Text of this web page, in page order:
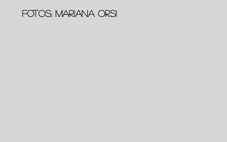
fotos: mariana orsi